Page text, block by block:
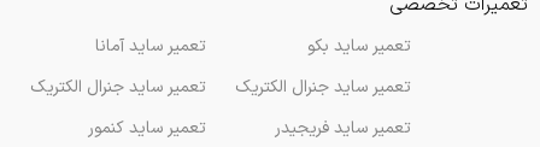
تعمیر ساید آمانا
تعمیر ساید جنرال الکتریک
تعمیر ساید کنمور
تعمیر ساید بکو
تعمیر ساید جنرال الکتریک
تعمیر ساید فریجیدر